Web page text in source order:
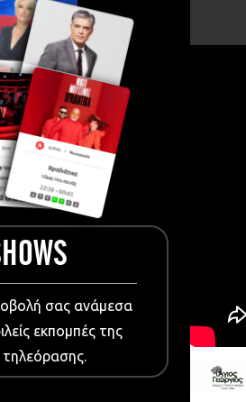
σας ανάμεσα
εκπομπές της
τηλεόρασης.